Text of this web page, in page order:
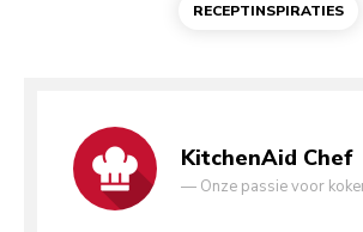
RECEPTINSPIRATIES
KitchenAid Chef
— Onze passie voor